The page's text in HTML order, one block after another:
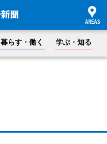
暮らす・働く 学ぶ・知る